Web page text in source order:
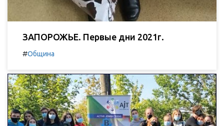
ЗАПОРОЖЬЕ. Первые дни 2021г.
#Община